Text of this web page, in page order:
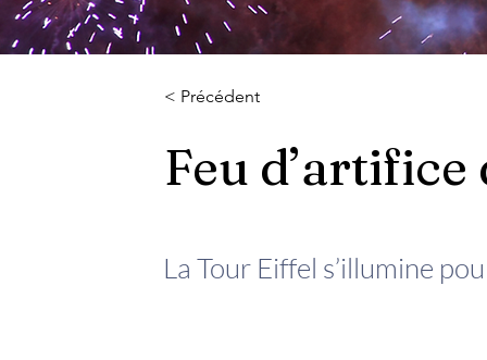
< Précédent
Feu
La Tour Eiffel s’illumine